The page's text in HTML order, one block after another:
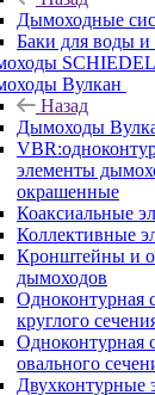
Дымоходные
Баки для воды
SCHIEDEL
Вулкан
Назад
Дымоходы
элементы
окрашенные
Коаксиальные
Коллективные
Кронштейны и
дымоходов
Одноконтурная
круглого
Одноконтурная
овального
Двухконтурные